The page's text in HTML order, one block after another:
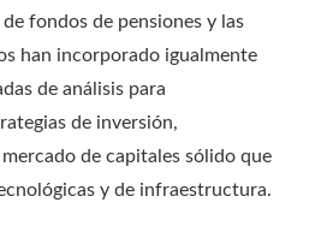
fondos de pensiones y las
han incorporado igualmente
de análisis para
de inversión,
de capitales sólido que
y de infraestructura.